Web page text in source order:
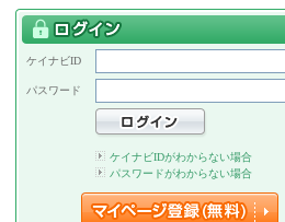
ケイナビID
パスワード
ケイナビIDがわからない場合
パスワードがわからない場合